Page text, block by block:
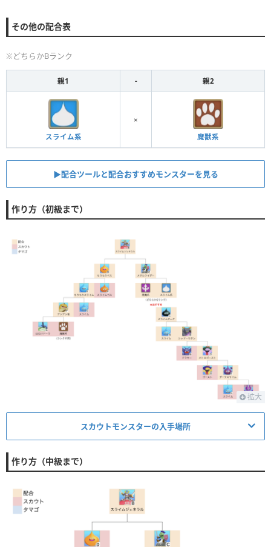
その他の配合表
※どちらかBランク
親1 - 親2
スライム系
×
魔獣系
▶︎配合ツールと配合おすすめモンスターを見る
作り方（初級まで）
拡大
スカウトモンスターの入手場所
モンスター 出現場所 季節
スライム 【人間界】平原
【人間界】平原
作り方（中級まで）